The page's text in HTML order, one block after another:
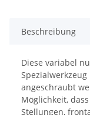
Beschreibung
Diese variabel
angeschraubt
Möglichkeit,
Stellungen,